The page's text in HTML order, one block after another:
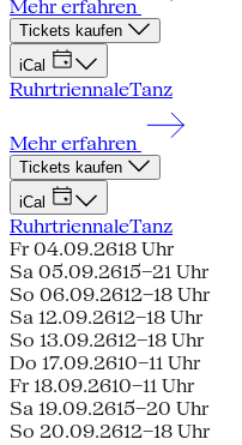
Mehr erfahren
Tickets kaufen
iCal
RuhrtriennaleTanz
Mehr erfahren
Tickets kaufen
iCal
RuhrtriennaleTanz
Fr 04.09.2618 Uhr
Sa 05.09.2615–21 Uhr
So 06.09.2612–18 Uhr
Sa 12.09.2612–18 Uhr
So 13.09.2612–18 Uhr
Do 17.09.2610–11 Uhr
Fr 18.09.2610–11 Uhr
Sa 19.09.2615–20 Uhr
So 20.09.2612–18 Uhr